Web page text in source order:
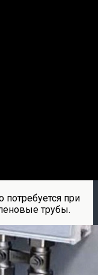
потребуется при
трубы.